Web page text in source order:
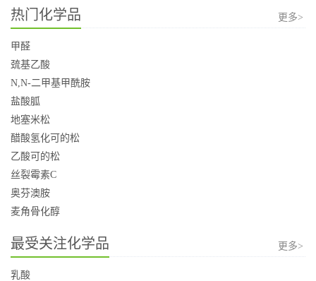
热门化学品 更多>
甲醛
巯基乙酸
N,N-二甲基甲酰胺
盐酸胍
地塞米松
醋酸氢化可的松
乙酸可的松
丝裂霉素C
奥芬澳胺
麦角骨化醇
最受关注化学品 更多>
乳酸